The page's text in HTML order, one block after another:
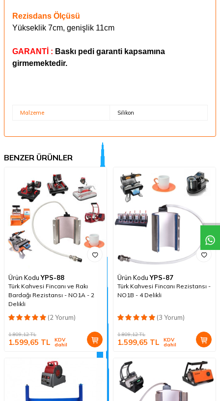
Rezisdans Ölçüsü
Yükseklik 7cm, genişlik 11cm
GARANTİ : Baskı pedi garanti kapsamına
girmemektedir.
Malzeme Silikon
BENZER ÜRÜNLER
Ürün KoduYPS-88
Türk Kahvesi Fincanı ve Rakı
Bardağı Rezistansı - NO1A - 2
Delikli
(2 Yorum)
1.809,12TL
1.599,65 TL KDV
dahil
Ürün KoduYPS-87
Türk Kahvesi Fincanı Rezistansı -
NO1B - 4 Delikli
(3 Yorum)
1.809,12TL
1.599,65 TL KDV
dahil